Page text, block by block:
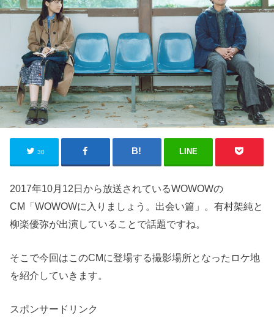
30 LINE
2017年10月12日から放送されているWOWOWの
CM「WOWOWに入りましょう。出会い篇」。有村架純と
柳楽優弥が出演していることで話題ですね。
そこで今回はこのCMに登場する撮影場所となったロケ地
を紹介していきます。
スポンサードリンク